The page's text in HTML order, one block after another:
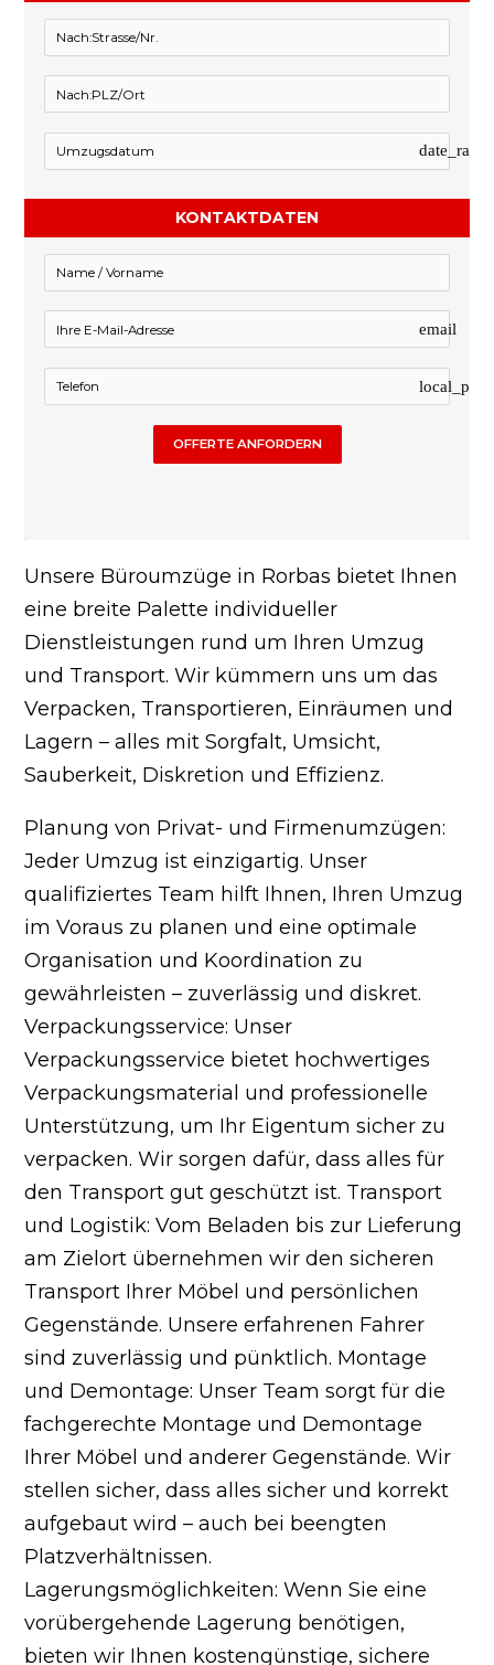
date_range
KONTAKTDATEN
email
OFFERTE ANFORDERN
Unsere Büroumzüge in Rorbas bietet Ihnen
eine breite Palette individueller
Dienstleistungen rund um Ihren Umzug
und Transport. Wir kümmern uns um das
Verpacken, Transportieren, Einräumen und
Lagern – alles mit Sorgfalt, Umsicht,
Sauberkeit, Diskretion und Effizienz.
Planung von Privat- und Firmenumzügen:
Jeder Umzug ist einzigartig. Unser
qualifiziertes Team hilft Ihnen, Ihren Umzug
im Voraus zu planen und eine optimale
Organisation und Koordination zu
gewährleisten – zuverlässig und diskret.
Verpackungsservice: Unser
Verpackungsservice bietet hochwertiges
Verpackungsmaterial und professionelle
Unterstützung, um Ihr Eigentum sicher zu
verpacken. Wir sorgen dafür, dass alles für
den Transport gut geschützt ist. Transport
und Logistik: Vom Beladen bis zur Lieferung
am Zielort übernehmen wir den sicheren
Transport Ihrer Möbel und persönlichen
Gegenstände. Unsere erfahrenen Fahrer
sind zuverlässig und pünktlich. Montage
und Demontage: Unser Team sorgt für die
fachgerechte Montage und Demontage
Ihrer Möbel und anderer Gegenstände. Wir
stellen sicher, dass alles sicher und korrekt
aufgebaut wird – auch bei beengten
Platzverhältnissen.
Lagerungsmöglichkeiten: Wenn Sie eine
vorübergehende Lagerung benötigen,
bieten wir Ihnen kostengünstige, sichere